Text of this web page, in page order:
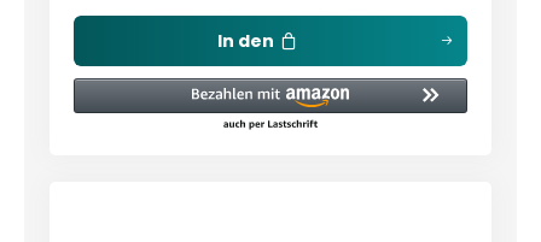
In den